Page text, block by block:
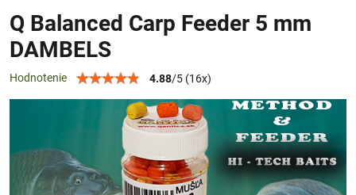
Q Balanced Carp Feeder 5 mm
DAMBELS
Hodnotenie 4.88/5 (16x)